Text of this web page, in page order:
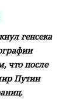
генсека
что после
Путин